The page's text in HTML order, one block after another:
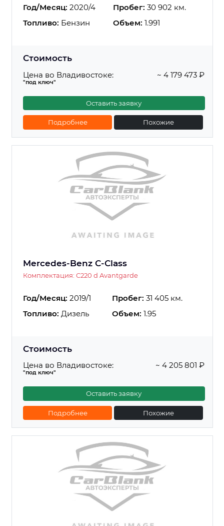
Год/Месяц: 2020/4 Пробег: 30 902 км.
Топливо: Бензин Объем: 1.991
Стоимость
Цена во Владивостоке:
"под ключ"
~ 4 179 473 ₽
Оставить заявку
Подробнее Похожие
Mercedes-Benz C-Class
Комплектация: C220 d Avantgarde
Год/Месяц: 2019/1 Пробег: 31 405 км.
Топливо: Дизель Объем: 1.95
Стоимость
Цена во Владивостоке:
"под ключ"
~ 4 205 801 ₽
Оставить заявку
Подробнее Похожие